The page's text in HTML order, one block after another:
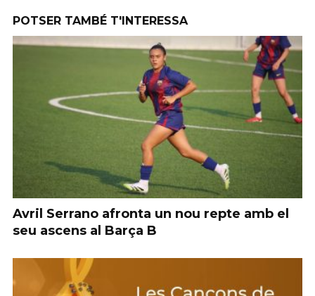
POTSER TAMBÉ T'INTERESSA
Avril Serrano afronta un nou repte amb el
seu ascens al Barça B